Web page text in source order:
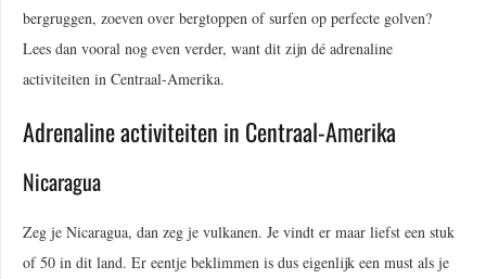
bergruggen, zoeven over bergtoppen of surfen op perfecte golven?
Lees dan vooral nog even verder, want dit zijn dé adrenaline
activiteiten in Centraal-Amerika.
Adrenaline activiteiten in Centraal-Amerika
Nicaragua
Zeg je Nicaragua, dan zeg je vulkanen. Je vindt er maar liefst een stuk
of 50 in dit land. Er eentje beklimmen is dus eigenlijk een must als je